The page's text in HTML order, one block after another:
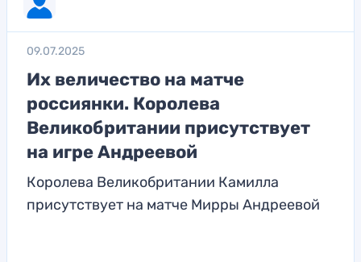
09.07.2025
Их величество на матче
россиянки. Королева
Великобритании присутствует
на игре Андреевой
Королева Великобритании Камилла
присутствует на матче Мирры Андреевой